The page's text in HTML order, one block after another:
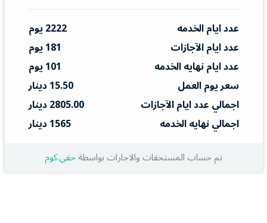
عدد ايام الخدمه
2222 يوم
عدد ايام الآجازات
181 يوم
عدد ايام نهايه الخدمه
101 يوم
سعر يوم العمل
15.50 دينار
اجمالي عدد ايام الآجازات
2805.00 دينار
اجمالي نهايه الخدمه
1565 دينار
تم حساب المستحقات والاجارات بواسطةحقي.كوم